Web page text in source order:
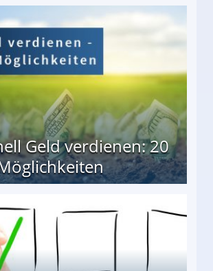
Geld verdienen: 20